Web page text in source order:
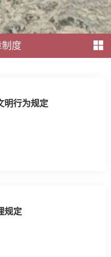
度
明行为规定
规定